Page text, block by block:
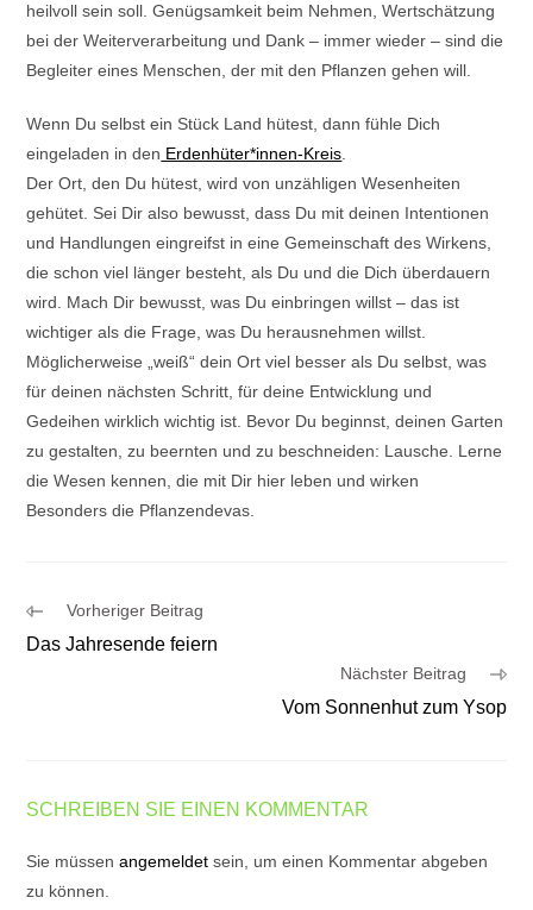
heilvoll sein soll. Genügsamkeit beim Nehmen, Wertschätzung
bei der Weiterverarbeitung und Dank – immer wieder – sind die
Begleiter eines Menschen, der mit den Pflanzen gehen will.
Wenn Du selbst ein Stück Land hütest, dann fühle Dich
eingeladen in den Erdenhüter*innen-Kreis.
Der Ort, den Du hütest, wird von unzähligen Wesenheiten
gehütet. Sei Dir also bewusst, dass Du mit deinen Intentionen
und Handlungen eingreifst in eine Gemeinschaft des Wirkens,
die schon viel länger besteht, als Du und die Dich überdauern
wird. Mach Dir bewusst, was Du einbringen willst – das ist
wichtiger als die Frage, was Du herausnehmen willst.
Möglicherweise „weiß“ dein Ort viel besser als Du selbst, was
für deinen nächsten Schritt, für deine Entwicklung und
Gedeihen wirklich wichtig ist. Bevor Du beginnst, deinen Garten
zu gestalten, zu beernten und zu beschneiden: Lausche. Lerne
die Wesen kennen, die mit Dir hier leben und wirken
Besonders die Pflanzendevas.
Weitere
ansehen
Vorheriger Beitrag
Das Jahresende feiern
Nächster Beitrag
Vom Sonnenhut zum Ysop
SCHREIBEN SIE EINEN KOMMENTAR
Sie müssenangemeldet sein, um einen Kommentar abgeben
zu können.